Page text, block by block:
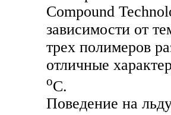
Compound
зависимости от
трех полимеров
отличные
оС.
Поведение на